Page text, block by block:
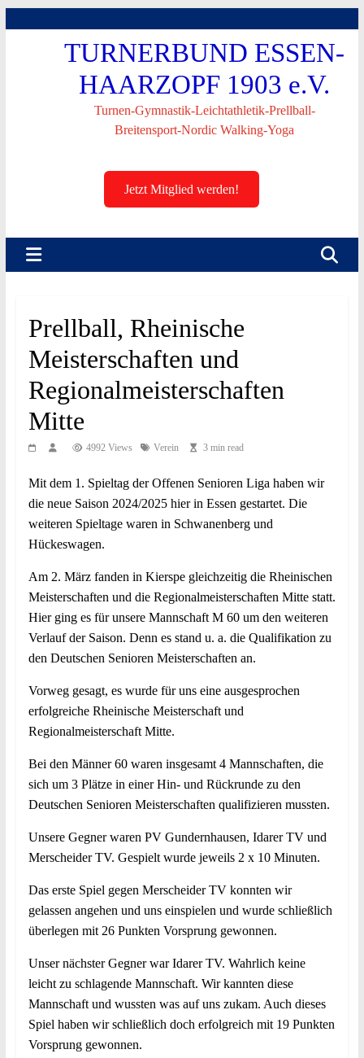
TURNERBUND ESSEN-
HAARZOPF 1903 e.V.
Turnen-Gymnastik-Leichtathletik-Prellball-
Breitensport-Nordic Walking-Yoga
Jetzt Mitglied werden!
Prellball, Rheinische
Meisterschaften und
Regionalmeisterschaften
Mitte
4992 Views Verein 3 min read
Mit dem 1. Spieltag der Offenen Senioren Liga haben wir
die neue Saison 2024/2025 hier in Essen gestartet. Die
weiteren Spieltage waren in Schwanenberg und
Hückeswagen.
Am 2. März fanden in Kierspe gleichzeitig die Rheinischen
Meisterschaften und die Regionalmeisterschaften Mitte statt.
Hier ging es für unsere Mannschaft M 60 um den weiteren
Verlauf der Saison. Denn es stand u. a. die Qualifikation zu
den Deutschen Senioren Meisterschaften an.
Vorweg gesagt, es wurde für uns eine ausgesprochen
erfolgreiche Rheinische Meisterschaft und
Regionalmeisterschaft Mitte.
Bei den Männer 60 waren insgesamt 4 Mannschaften, die
sich um 3 Plätze in einer Hin- und Rückrunde zu den
Deutschen Senioren Meisterschaften qualifizieren mussten.
Unsere Gegner waren PV Gundernhausen, Idarer TV und
Merscheider TV. Gespielt wurde jeweils 2 x 10 Minuten.
Das erste Spiel gegen Merscheider TV konnten wir
gelassen angehen und uns einspielen und wurde schließlich
überlegen mit 26 Punkten Vorsprung gewonnen.
Unser nächster Gegner war Idarer TV. Wahrlich keine
leicht zu schlagende Mannschaft. Wir kannten diese
Mannschaft und wussten was auf uns zukam. Auch dieses
Spiel haben wir schließlich doch erfolgreich mit 19 Punkten
Vorsprung gewonnen.